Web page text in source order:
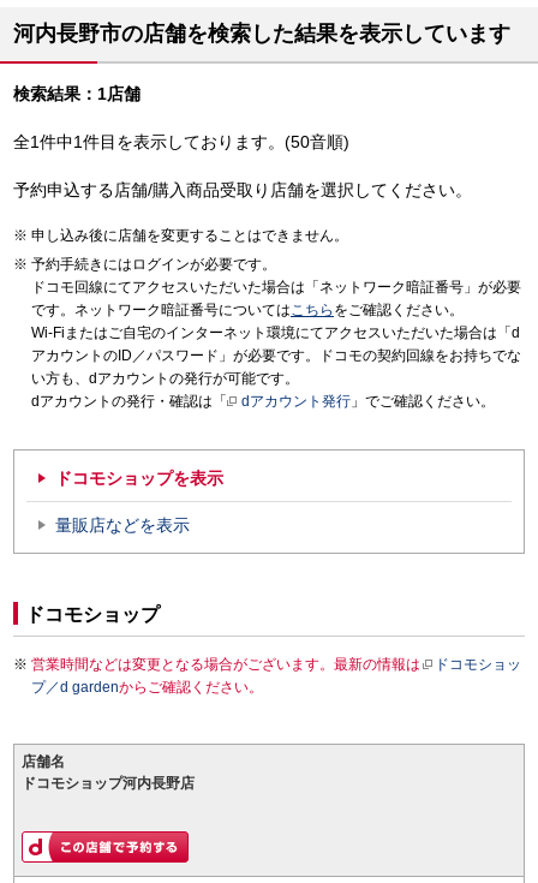
河内長野市の店舗を検索した結果を表示しています
検索結果：1店舗
全1件中1件目を表示しております。(50音順)
予約申込する店舗/購入商品受取り店舗を選択してください。
申し込み後に店舗を変更することはできません。
予約手続きにはログインが必要です。
ドコモ回線にてアクセスいただいた場合は「ネットワーク暗証番号」が必要
です。ネットワーク暗証番号についてはこちら をご確認ください。
Wi-Fiまたはご自宅のインターネット環境にてアクセスいただいた場合は「d
アカウントのID／パスワード」が必要です。ドコモの契約回線をお持ちでな
い方も、dアカウントの発行が可能です。
dアカウントの発行・確認は「
dアカウント発行 」でご確認ください。
ドコモショップを表示
量販店などを表示
ドコモショップ
営業時間などは変更となる場合がございます。最新の情報は
ドコモショッ
プ／d gardenからご確認ください。
店舗名
ドコモショップ河内長野店